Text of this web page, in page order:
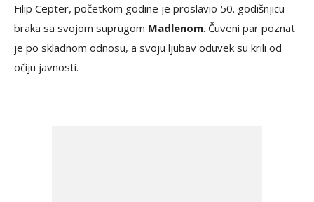
Filip Cepter, početkom godine je proslavio 50. godišnjicu
braka sa svojom suprugom Madlenom. Čuveni par poznat
je po skladnom odnosu, a svoju ljubav oduvek su krili od
očiju javnosti.